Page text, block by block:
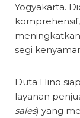
Yogyakarta.
segi
Duta Hino
layanan
sales) yang